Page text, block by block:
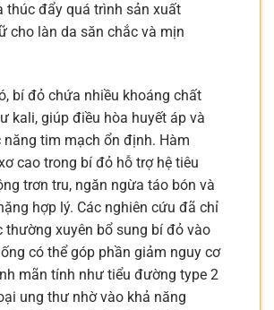
thúc đẩy quá trình sản xuất
cho làn da săn chắc và mịn
bí đỏ chứa nhiều khoáng chất
kali, giúp điều hòa huyết áp và
tim mạch ổn định. Hàm
cao trong bí đỏ hỗ trợ hệ tiêu
trơn tru, ngăn ngừa táo bón và
hợp lý. Các nghiên cứu đã chỉ
thường xuyên bổ sung bí đỏ vào
có thể góp phần giảm nguy cơ
mãn tính như tiểu đường type 2
ung thư nhờ vào khả năng